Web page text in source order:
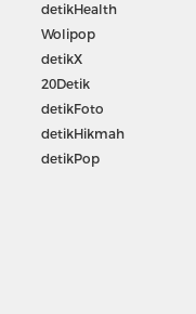
detikHealth
Wolipop
detikX
20Detik
detikFoto
detikHikmah
detikPop